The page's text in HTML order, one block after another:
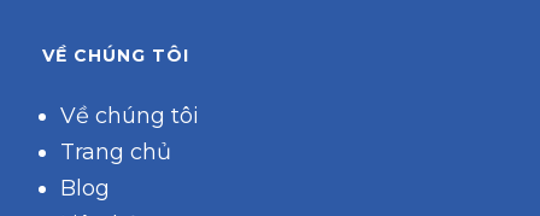
VỀ CHÚNG TÔI
Về chúng tôi
Trang chủ
Blog